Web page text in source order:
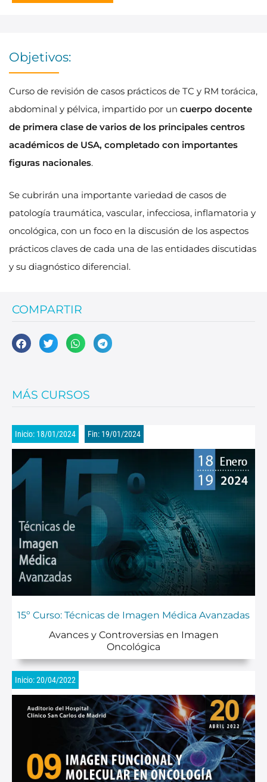
Objetivos:
Curso de revisión de casos prácticos de TC y RM torácica,
abdominal y pélvica, impartido por un cuerpo docente
de primera clase de varios de los principales centros
académicos de USA, completado con importantes
figuras nacionales.
Se cubrirán una importante variedad de casos de
patología traumática, vascular, infecciosa, inflamatoria y
oncológica, con un foco en la discusión de los aspectos
prácticos claves de cada una de las entidades discutidas
y su diagnóstico diferencial.
COMPARTIR
MÁS CURSOS
Inicio: 18/01/2024 Fin: 19/01/2024
15º Curso: Técnicas de Imagen Médica Avanzadas
Avances y Controversias en Imagen
Oncológica
Inicio: 20/04/2022